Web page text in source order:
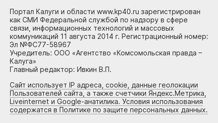
Портал Калуги и области www.kp40.ru зарегистрирован
как СМИ Федеральной службой по надзору в сфере
связи, информационных технологий и массовых
коммуникаций 11 августа 2014 г. Регистрационный номер:
Эл №ФС77-58967
Учредитель: ООО «Агентство «Комсомольская правда –
Калуга»
Главный редактор: Ивкин В.П.
Сайт использует IP адреса, cookie, данные геолокации
Пользователей сайта, а также счетчики Яндекс.Метрика,
Liveinternet и Google-анатилика. Условия использования
содержатся в Политике по защите персональных данных.